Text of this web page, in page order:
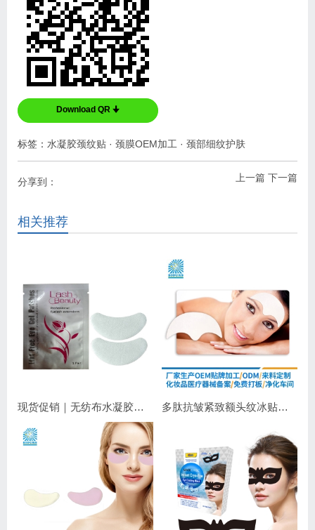
Download QR 🠋
标签： 水凝胶颈纹贴 · 颈膜OEM加工 · 颈部细纹护肤
上一篇 下一篇
分享到：
相关推荐
现货促销｜无纺布水凝胶睫毛眼贴 嫁接睫毛专用 补水保湿不干扰操作 多肽抗皱紧致额头纹冰贴｜淡化抬头纹紧致显年轻